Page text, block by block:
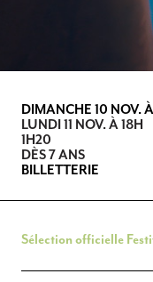
DIMANCHE 10 NOV.
LUNDI 11 NOV. À 18H
1H20
DÈS 7 ANS
BILLETTERIE
Sélection officielle